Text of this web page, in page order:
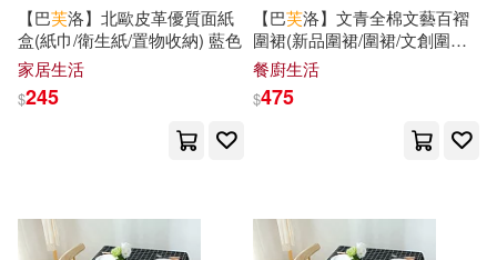
ケイ・エム・プロデュース(27)
上海博物館(27)
華東理工大學出版社(211)
秀威資訊(207)
【巴芙洛】北歐皮革優質面紙
盒(紙巾/衛生紙/置物收納) 藍色
家居生活
$245
【巴芙洛】文青全棉文藝百褶
圍裙(新品圍裙/圍裙/文創圍裙)
深灰色
餐廚生活
$475